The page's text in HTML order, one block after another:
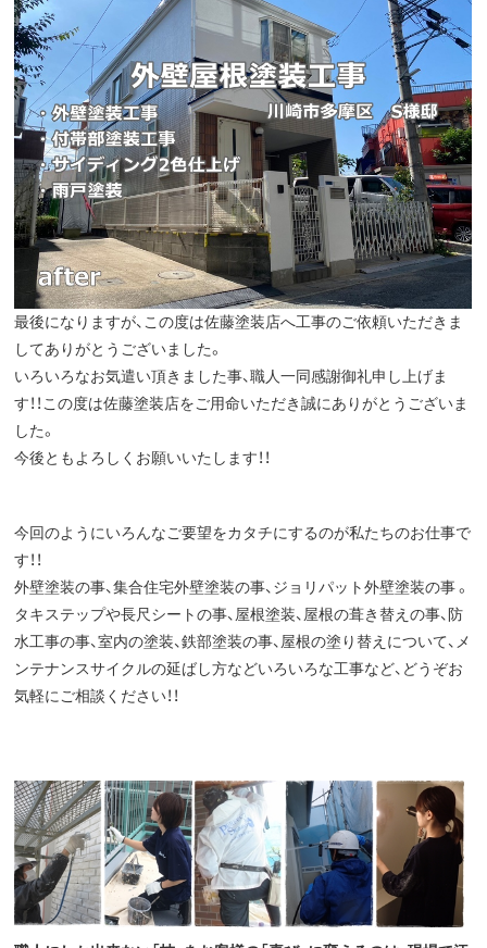
最後になりますが、この度は佐藤塗装店へ工事のご依頼いただきま
してありがとうございました。
いろいろなお気遣い頂きました事、職人一同感謝御礼申し上げま
す！！この度は佐藤塗装店をご用命いただき誠にありがとうございま
した。
今後ともよろしくお願いいたします！！
今回のようにいろんなご要望をカタチにするのが私たちのお仕事で
す！！
外壁塗装の事、集合住宅外壁塗装の事、ジョリパット外壁塗装の事 。
タキステップや長尺シートの事、屋根塗装、屋根の葺き替えの事、防
水工事の事、室内の塗装、鉄部塗装の事、屋根の塗り替えについて、メ
ンテナンスサイクルの延ばし方などいろいろな工事など、どうぞお
気軽にご相談ください！！